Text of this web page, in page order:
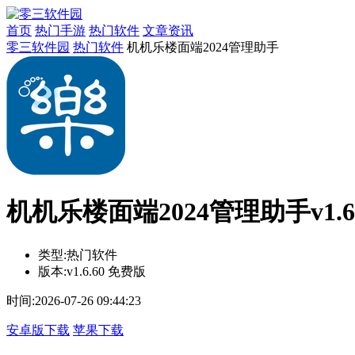
首页 热门手游 热门软件 文章资讯
零三软件园 热门软件 机机乐楼面端2024管理助手
机机乐楼面端2024管理助手
类型:热门软件
版本:v1.6.60 免费版
时间:2026-07-26 09:44:23
安卓版下载 苹果下载